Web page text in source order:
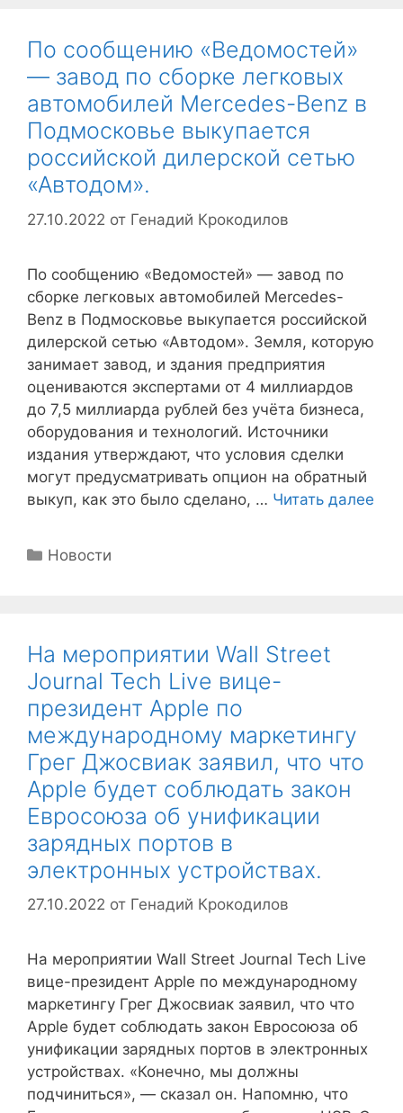
По сообщению «Ведомостей»
— завод по сборке легковых
автомобилей Mercedes-Benz в
Подмосковье выкупается
российской дилерской сетью
«Автодом».
27.10.2022 от Генадий Крокодилов
По сообщению «Ведомостей» — завод по
сборке легковых автомобилей Mercedes-
Benz в Подмосковье выкупается российской
дилерской сетью «Автодом». Земля, которую
занимает завод, и здания предприятия
оцениваются экспертами от 4 миллиардов
до 7,5 миллиарда рублей без учёта бизнеса,
оборудования и технологий. Источники
издания утверждают, что условия сделки
могут предусматривать опцион на обратный
выкуп, как это было сделано, … Читать далее
Рубрики
Новости
На мероприятии Wall Street
Journal Tech Live вице-
президент Apple по
международному маркетингу
Грег Джосвиак заявил, что что
Apple будет соблюдать закон
Евросоюза об унификации
зарядных портов в
электронных устройствах.
27.10.2022 от Генадий Крокодилов
На мероприятии Wall Street Journal Tech Live
вице-президент Apple по международному
маркетингу Грег Джосвиак заявил, что что
Apple будет соблюдать закон Евросоюза об
унификации зарядных портов в электронных
устройствах. «Конечно, мы должны
подчиниться», — сказал он. Напомню, что